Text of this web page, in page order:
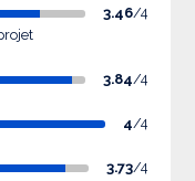
3.46/4
3.84/4
4/4
3.73/4